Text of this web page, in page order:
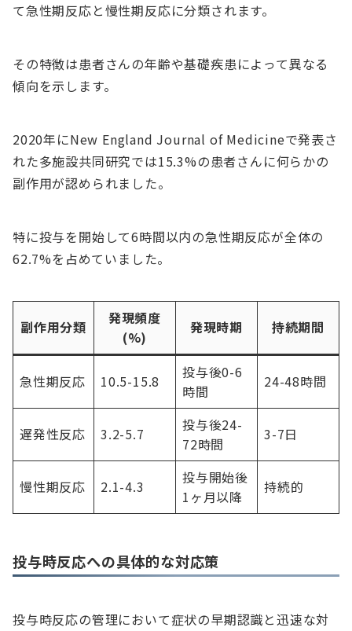
て急性期反応と慢性期反応に分類されます。
その特徴は患者さんの年齢や基礎疾患によって異なる
傾向を示します。
2020年にNew England Journal of Medicineで発表さ
れた多施設共同研究では15.3%の患者さんに何らかの
副作用が認められました。
特に投与を開始して6時間以内の急性期反応が全体の
62.7%を占めていました。
副作用分類
発現頻度
(%)
発現時期 持続期間
急性期反応 10.5-15.8
投与後0-6
時間
24-48時間
遅発性反応 3.2-5.7
投与後24-
72時間
3-7日
慢性期反応 2.1-4.3
投与開始後
1ヶ月以降
持続的
投与時反応への具体的な対応策
投与時反応の管理において症状の早期認識と迅速な対